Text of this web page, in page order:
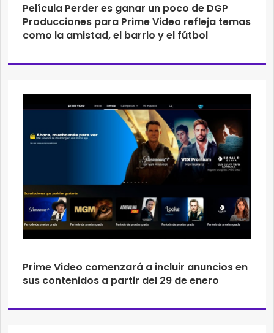
Película Perder es ganar un poco de DGP
Producciones para Prime Video refleja temas
como la amistad, el barrio y el fútbol
Prime Video comenzará a incluir anuncios en
sus contenidos a partir del 29 de enero